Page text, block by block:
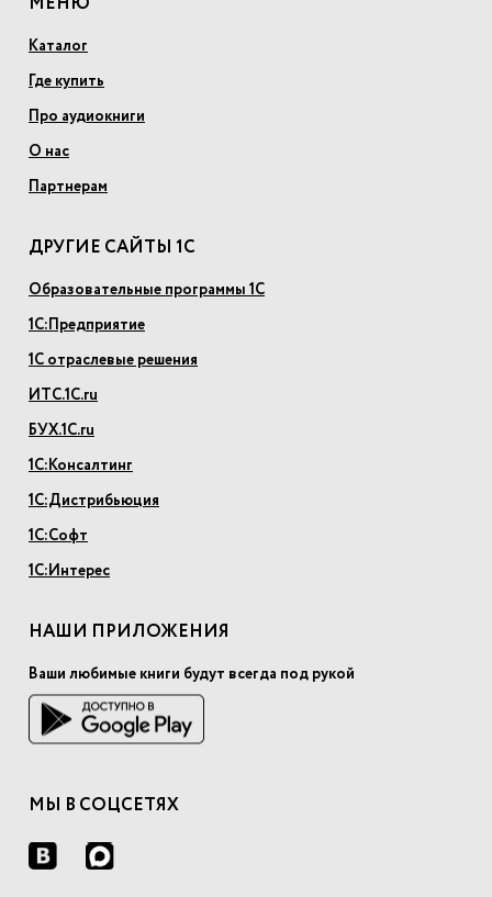
Каталог
Где купить
Про аудиокниги
О нас
Партнерам
ДРУГИЕ САЙТЫ 1С
Образовательные программы 1С
1С:Предприятие
1С отраслевые решения
ИТС.1С.ru
БУХ.1С.ru
1С:Консалтинг
1С:Дистрибьюция
1С:Софт
1С:Интерес
НАШИ ПРИЛОЖЕНИЯ
Ваши любимые книги будут всегда под рукой
МЫ В СОЦСЕТЯХ